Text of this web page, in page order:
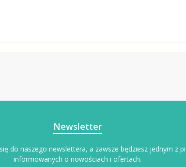
Newsletter
do naszego newslettera, a zawsze będziesz jednym z
informowanych o nowościach i ofertach.